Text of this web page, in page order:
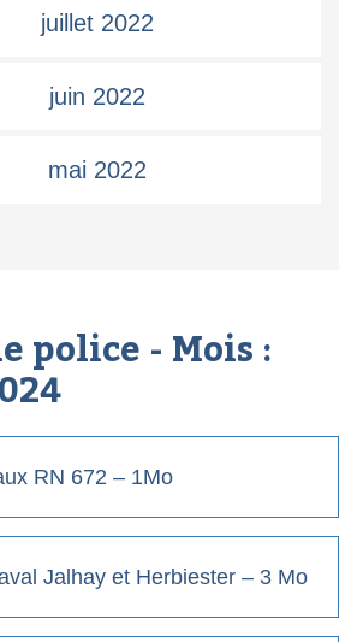
juillet 2022
juin 2022
mai 2022
police - Mois :
RN 672 – 1Mo
Jalhay et Herbiester – 3 Mo